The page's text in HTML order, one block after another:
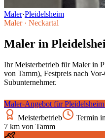
Maler·Pleidelsheim
Maler· Neckartal
Maler in
Ihr Meisterbetrieb fürMalerin
von Tamm), Festpreis nach
Subunternehmer.
Maler-Angebot fürPleidelsheim
Meisterbetrieb
Termin
7 km von Tamm